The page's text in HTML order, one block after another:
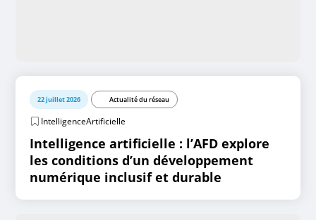
22 juillet 2026 Actualité du réseau
IntelligenceArtificielle
Intelligence artificielle : l’AFD explore
les conditions d’un développement
numérique inclusif et durable